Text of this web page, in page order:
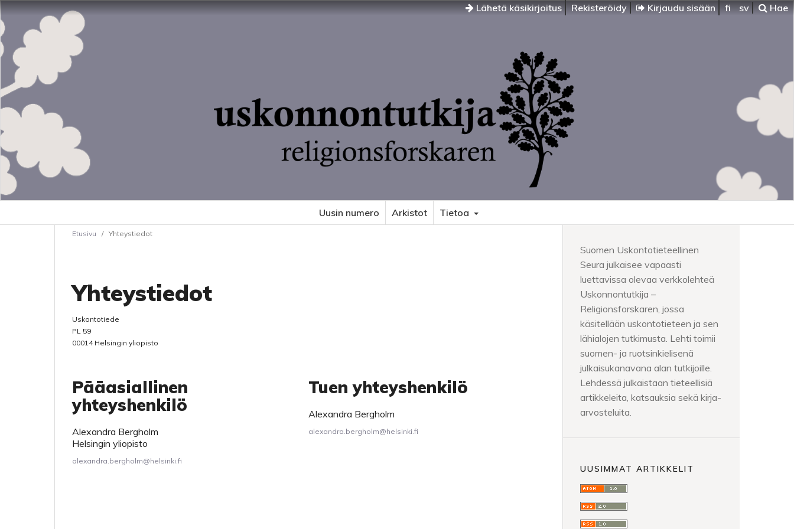
Lähetä käsikirjoitus Rekisteröidy Kirjaudu sisään fi sv Hae
Uusin numero Arkistot Tietoa
Etusivu / Yhteystiedot
Yhteystiedot
Uskon­to­tiede
PL 59
00014 Hel­sin­gin yliopisto
Pääasiallinen
yhteyshenkilö
Alexandra Bergholm
Helsingin yliopisto
alexandra.bergholm@helsinki.fi
Tuen yhteyshenkilö
Alexandra Bergholm
alexandra.bergholm@helsinki.fi
Suomen Uskontotieteellinen
Seura julkaisee vapaasti
luettavissa olevaa verkkolehteä
Uskonnontutkija –
Religionsforskaren, jossa
käsitellään uskontotieteen ja sen
lähialojen tutkimusta. Lehti toimii
suomen- ja ruotsinkielisenä
julkaisukanavana alan tutkijoille.
Lehdessä julkaistaan tieteellisiä
artikkeleita, katsauksia sekä kirja-
arvosteluita.
UUSIMMAT ARTIKKELIT